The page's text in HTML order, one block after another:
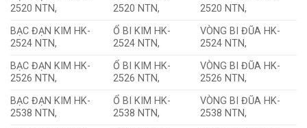
2520 NTN,
2520 NTN,
2520 NTN,
BẠC ĐẠN KIM HK-
2524 NTN,
Ổ BI KIM HK-
2524 NTN,
VÒNG BI ĐŨA HK-
2524 NTN,
BẠC ĐẠN KIM HK-
2526 NTN,
Ổ BI KIM HK-
2526 NTN,
VÒNG BI ĐŨA HK-
2526 NTN,
BẠC ĐẠN KIM HK-
2538 NTN,
Ổ BI KIM HK-
2538 NTN,
VÒNG BI ĐŨA HK-
2538 NTN,